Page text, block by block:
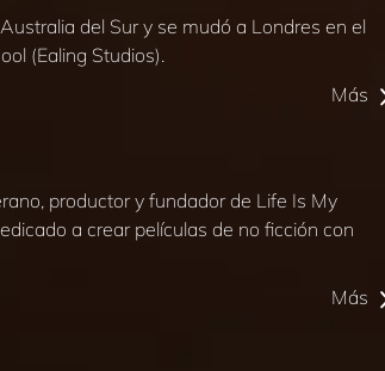
del Sur y se mudó a Londres en el
(Ealing Studios).
Más
productor y fundador de Life Is My
a crear películas de no ficción con
Más